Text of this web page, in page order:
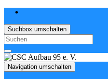
Suchbox umschalten
Search
for:
Navigation umschalten